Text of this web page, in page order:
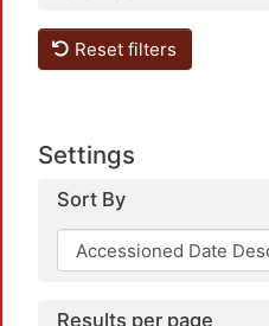
Reset filters
Settings
Sort By
Results per page